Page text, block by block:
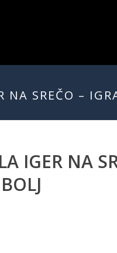
SREČO –
IGER NA